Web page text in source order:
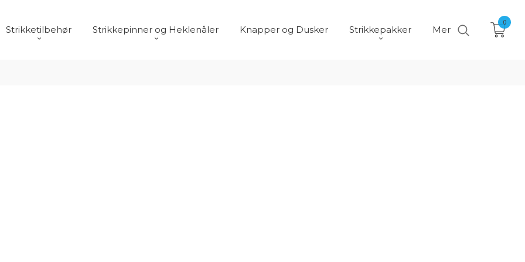
Strikketilbehør Strikkepinner og Heklenåler Knapper og Dusker Strikkepakker Mer
0